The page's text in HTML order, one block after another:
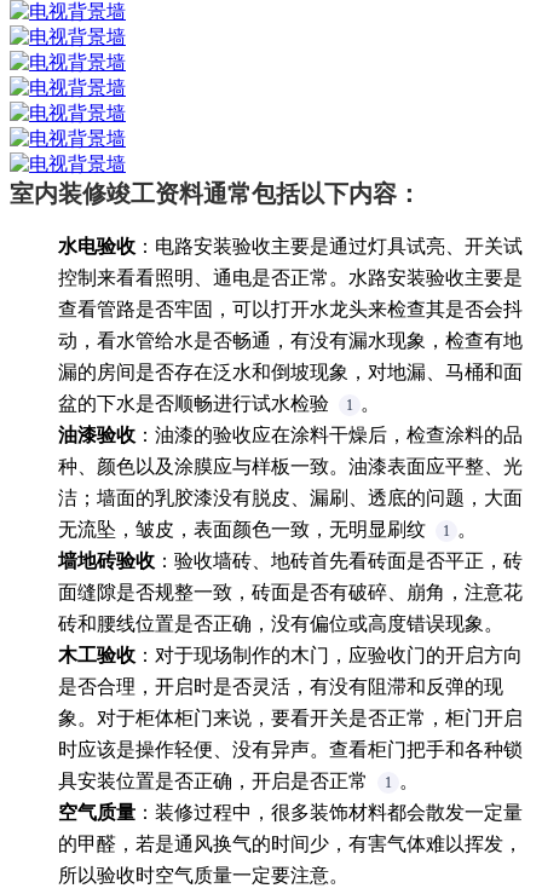
室内装修竣工资料通常包括以下内容：
水电验收 ：电路安装验收主要是通过灯具试亮、开关试
控制来看看照明、通电是否正常。水路安装验收主要是
查看管路是否牢固，可以打开水龙头来检查其是否会抖
动，看水管给水是否畅通，有没有漏水现象，检查有地
漏的房间是否存在泛水和倒坡现象，对地漏、马桶和面
盆的下水是否顺畅进行试水检验
1
。
油漆验收 ：油漆的验收应在涂料干燥后，检查涂料的品
种、颜色以及涂膜应与样板一致。油漆表面应平整、光
洁；墙面的乳胶漆没有脱皮、漏刷、透底的问题，大面
无流坠，皱皮，表面颜色一致，无明显刷纹
1
。
墙地砖验收 ：验收墙砖、地砖首先看砖面是否平正，砖
面缝隙是否规整一致，砖面是否有破碎、崩角，注意花
砖和腰线位置是否正确，没有偏位或高度错误现象。
木工验收 ：对于现场制作的木门，应验收门的开启方向
是否合理，开启时是否灵活，有没有阻滞和反弹的现
象。对于柜体柜门来说，要看开关是否正常，柜门开启
时应该是操作轻便、没有异声。查看柜门把手和各种锁
具安装位置是否正确，开启是否正常
1
。
空气质量 ：装修过程中，很多装饰材料都会散发一定量
的甲醛，若是通风换气的时间少，有害气体难以挥发，
所以验收时空气质量一定要注意。